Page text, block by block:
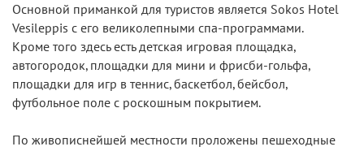
Основной приманкой для туристов является Sokos Hotel
Vesileppis с его великолепными спа-программами.
Кроме того здесь есть детская игровая площадка,
автогородок, площадки для мини и фрисби-гольфа,
площадки для игр в теннис, баскетбол, бейсбол,
футбольное поле с роскошным покрытием.
По живописнейшей местности проложены пешеходные